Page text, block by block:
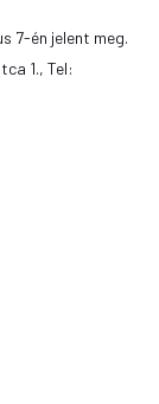
7-én jelent meg.
1., Tel: